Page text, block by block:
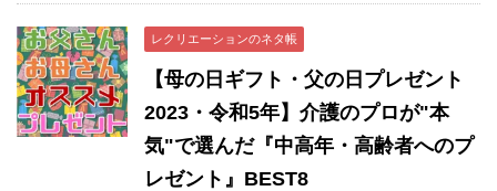
レクリエーションのネタ帳
【母の日ギフト・父の日プレゼント
2023・令和5年】介護のプロが"本
気"で選んだ『中高年・高齢者へのプ
レゼント』BEST8